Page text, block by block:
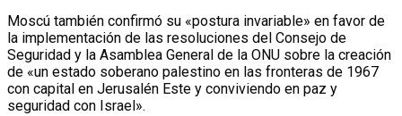
Moscú también confirmó su «postura invariable» en favor de
la implementación de las resoluciones del Consejo de
Seguridad y la Asamblea General de la ONU sobre la creación
de «un estado soberano palestino en las fronteras de 1967
con capital en Jerusalén Este y conviviendo en paz y
seguridad con Israel».